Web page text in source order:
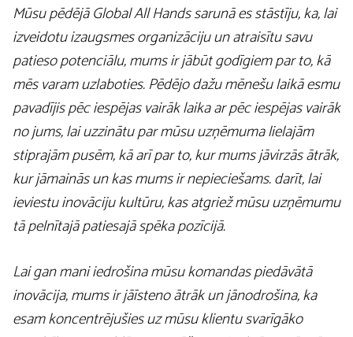
Mūsu pēdējā Global All Hands sarunā es stāstīju, ka, lai
izveidotu izaugsmes organizāciju un atraisītu savu
patieso potenciālu, mums ir jābūt godīgiem par to, kā
mēs varam uzlaboties. Pēdējo dažu mēnešu laikā esmu
pavadījis pēc iespējas vairāk laika ar pēc iespējas vairāk
no jums, lai uzzinātu par mūsu uzņēmuma lielajām
stiprajām pusēm, kā arī par to, kur mums jāvirzās ātrāk,
kur jāmainās un kas mums ir nepieciešams. darīt, lai
ieviestu inovāciju kultūru, kas atgriež mūsu uzņēmumu
tā pelnītajā patiesajā spēka pozīcijā.
Lai gan mani iedrošina mūsu komandas piedāvātā
inovācija, mums ir jāīsteno ātrāk un jānodrošina, ka
esam koncentrējušies uz mūsu klientu svarīgāko